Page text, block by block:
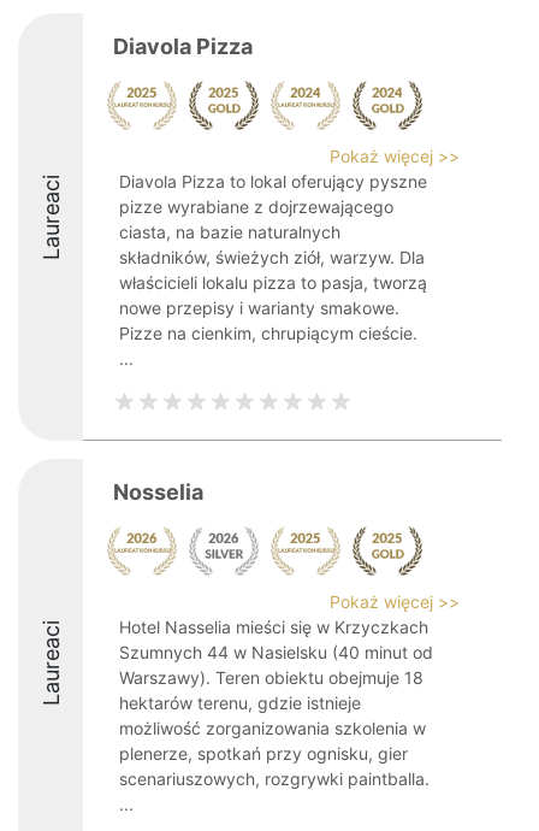
Laureaci
Diavola Pizza
Pokaż więcej >>
Diavola Pizza to lokal oferujący pyszne
pizze wyrabiane z dojrzewającego
ciasta, na bazie naturalnych
składników, świeżych ziół, warzyw. Dla
właścicieli lokalu pizza to pasja, tworzą
nowe przepisy i warianty smakowe.
Pizze na cienkim, chrupiącym cieście.
...
Laureaci
Nosselia
Pokaż więcej >>
Hotel Nasselia mieści się w Krzyczkach
Szumnych 44 w Nasielsku (40 minut od
Warszawy). Teren obiektu obejmuje 18
hektarów terenu, gdzie istnieje
możliwość zorganizowania szkolenia w
plenerze, spotkań przy ognisku, gier
scenariuszowych, rozgrywki paintballa.
...